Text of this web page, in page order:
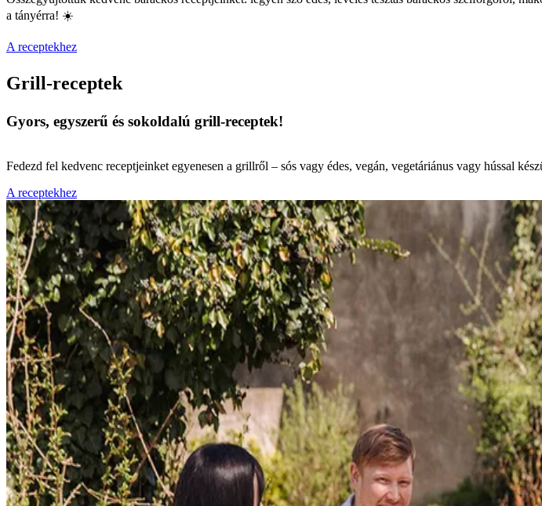
a tányérra! ☀️
A receptekhez
Grill-receptek
Gyors, egyszerű és sokoldalú grill-receptek!
Fedezd fel kedvenc receptjeinket egyenesen a grillről – sós vagy édes, vegán, vegetáriánus vagy hússal
A receptekhez